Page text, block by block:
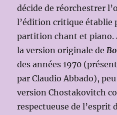
décide de réorchestrer
l’édition critique établie
partition chant et piano.
la version originale de
des années 1970
par Claudio Abbado),
version Chostakovitch
respectueuse de l’esprit